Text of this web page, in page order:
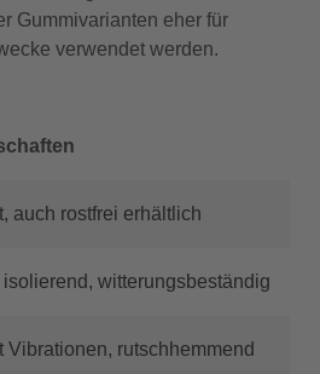
Gummivarianten eher für
verwendet werden.
auch rostfrei erhältlich
isolierend, witterungsbeständig
Vibrationen, rutschhemmend